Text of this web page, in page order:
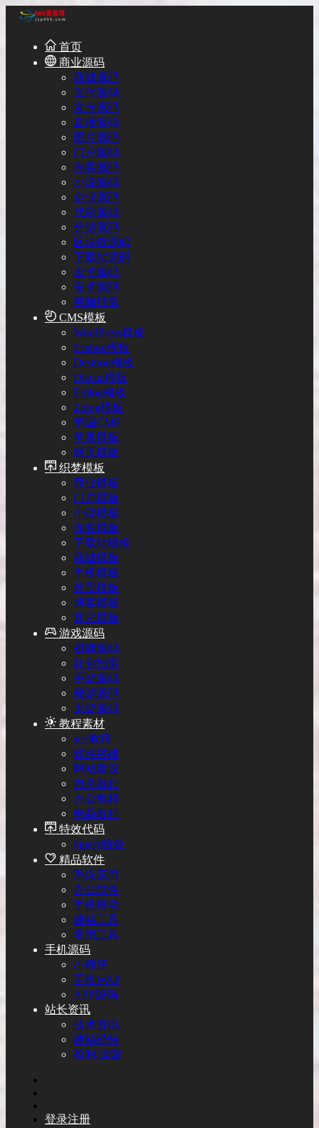
首页
商业源码
商城源码
支付源码
发卡源码
直播源码
图片源码
门户源码
淘客源码
小说源码
企业源码
代刷源码
分销源码
区块链源码
下载站源码
发卡源码
安卓源码
视频打赏
CMS模板
WordPress模板
Ecshop模板
Destoon模板
Discuz模板
Emlog模板
Zblog模板
帝国CMS
苹果模板
网页模板
织梦模板
商业模板
门户模板
小说模板
淘客模板
下载站模板
商城模板
手机模板
外贸模板
博客模板
其它模板
游戏源码
棋牌源码
红包扫雷
手游源码
端游源码
页游源码
教程素材
seo教程
软件搭建
网站建设
自学教程
办公教程
电商教程
特效代码
jquery特效
精品软件
系统应用
办公软件
手机移动
建站工具
常用工具
手机源码
小程序
手机WAP
APP源码
站长资讯
技术资讯
建站经验
盈利/运营
登录注册